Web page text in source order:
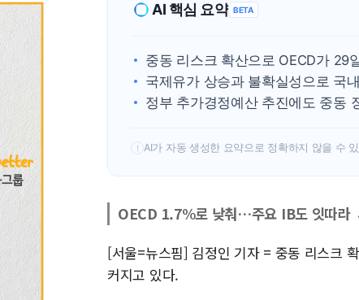
AI 핵심 요약 BETA
중동 리스크 확산으로 OECD가 29
국제유가 상승과 불확실성으로 국
정부 추가경정예산 추진에도 중동
! AI가 자동 생성한 요약으로 정확하지 않을 수
OECD 1.7%로 낮춰…주요 IB도 잇따라
[서울=뉴스핌] 김정인 기자 = 중동 리스크
커지고 있다.